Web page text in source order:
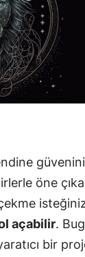
öne
açabilir.
bir